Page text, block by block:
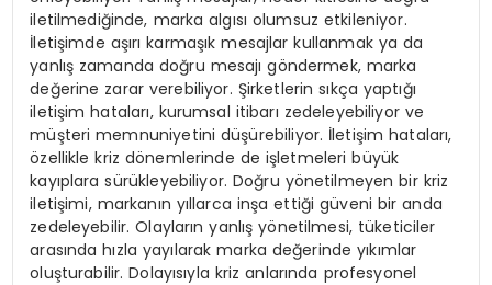
iletilmediğinde, marka algısı olumsuz etkileniyor.
İletişimde aşırı karmaşık mesajlar kullanmak ya da
yanlış zamanda doğru mesajı göndermek, marka
değerine zarar verebiliyor. Şirketlerin sıkça yaptığı
iletişim hataları, kurumsal itibarı zedeleyebiliyor ve
müşteri memnuniyetini düşürebiliyor. İletişim hataları,
özellikle kriz dönemlerinde de işletmeleri büyük
kayıplara sürükleyebiliyor. Doğru yönetilmeyen bir kriz
iletişimi, markanın yıllarca inşa ettiği güveni bir anda
zedeleyebilir. Olayların yanlış yönetilmesi, tüketiciler
arasında hızla yayılarak marka değerinde yıkımlar
oluşturabilir. Dolayısıyla kriz anlarında profesyonel